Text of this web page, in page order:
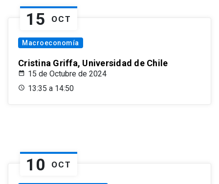
15 OCT
Macroeconomía
Cristina Griffa, Universidad de Chile
15 de Octubre de 2024
13:35 a 14:50
10 OCT